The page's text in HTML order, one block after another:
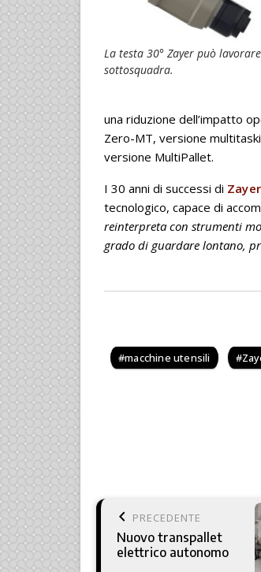
La testa 30° Zayer può
sottosquadra.
una riduzione dell’impatto
Zero-MT, versione
versione MultiPallet.
I 30 anni di successi di
tecnologico, capace di
reinterpreta con strumenti
grado di guardare lontano,
macchine utensili
keyboard_arrow_left PRECEDENTE
Nuovo transpallet
elettrico autonomo